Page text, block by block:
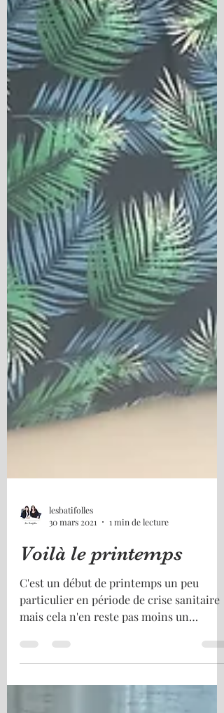
lesbatifolles
30 mars 2021
1 min de lecture
Voilà le printemps
C'est un début de printemps un peu
particulier en période de crise sanitaire